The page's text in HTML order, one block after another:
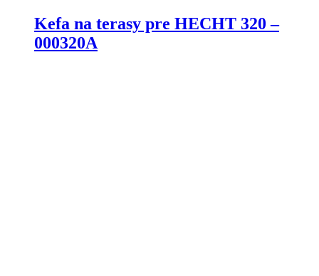
Kefa na terasy pre HECHT 320 –
000320A